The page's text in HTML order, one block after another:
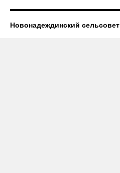
Новонадеждинский сельсовет